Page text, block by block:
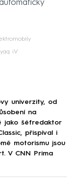
iV
univerzity, od
na
jako šéfredaktor
přispíval i
motorismu jsou
V CNN Prima